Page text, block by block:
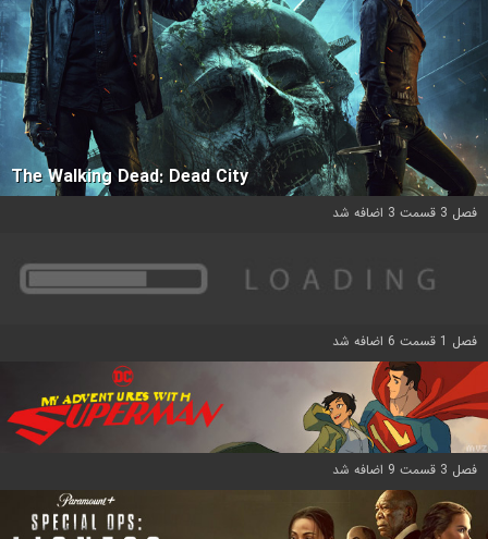
The Walking Dead: Dead City
فصل 3 قسمت 3 اضافه شد
فصل 1 قسمت 6 اضافه شد
فصل 3 قسمت 9 اضافه شد